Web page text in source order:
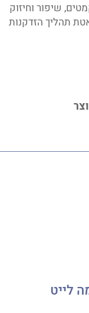
שיפור וחיזוק
תהליך הזדקנות
לייט